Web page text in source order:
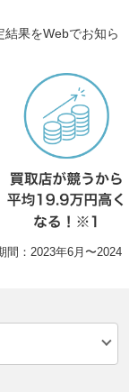
結果をWebでお知ら
間：2023年6月〜2024